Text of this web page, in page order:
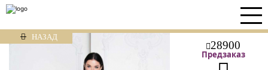
НАЗАД
28900
Предзаказ